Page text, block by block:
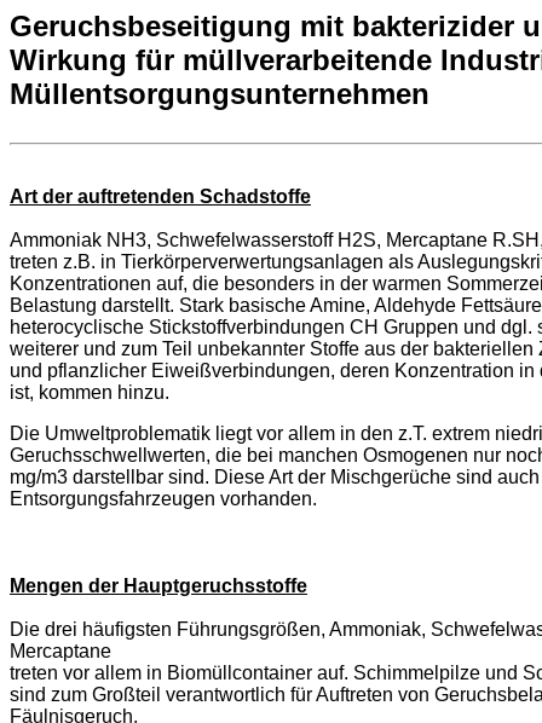
Geruchsbeseitigung mit bakterizider
Wirkung für müllverarbeitende
Müllentsorgungsunternehmen
Art der auftretenden Schadstoffe
Ammoniak NH3, Schwefelwasserstoff H2S, Mercaptane
treten z.B. in Tierkörperverwertungsanlagen als
Konzentrationen auf, die besonders in der warmen
Belastung darstellt. Stark basische Amine, Aldehyde
heterocyclische Stickstoffverbindungen CH Gruppen und
weiterer und zum Teil unbekannter Stoffe aus der bakteriellen
und pflanzlicher Eiweißverbindungen, deren Konzentration
ist, kommen hinzu.
Die Umweltproblematik liegt vor allem in den z.T. extrem
Geruchsschwellwerten, die bei manchen Osmogenen nur
mg/m3 darstellbar sind. Diese Art der Mischgerüche sind
Entsorgungsfahrzeugen vorhanden.
Mengen der Hauptgeruchsstoffe
Die drei häufigsten Führungsgrößen, Ammoniak,
Mercaptane
treten vor allem in Biomüllcontainer auf. Schimmelpilze und
sind zum Großteil verantwortlich für Auftreten von
Fäulnisgeruch.